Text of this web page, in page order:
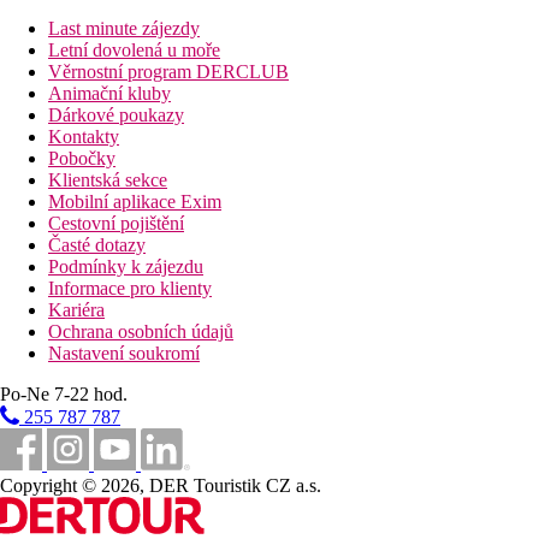
Snídaně
Vzdálenosti
33 km
Vzdálenost od nejbližšího letiště
Bazény
Lehátka a slunečníky u bazénu zdarma
Dětský bazén
Bar u bazénu
Fotogalerie
Last minute zájezdy
Letní dovolená u moře
Věrnostní program DERCLUB
Animační kluby
Dárkové poukazy
Kontakty
Pobočky
Klientská sekce
Mobilní aplikace Exim
Cestovní pojištění
Časté dotazy
Podmínky k zájezdu
Informace pro klienty
Kariéra
Ochrana osobních údajů
Nastavení soukromí
Po-Ne 7-22 hod.
255 787 787
Copyright © 2026, DER Touristik CZ a.s.